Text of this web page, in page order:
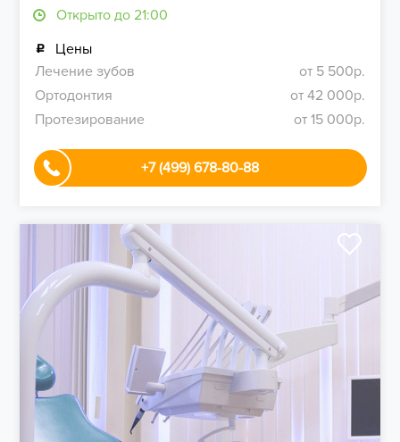
Открыто до 21:00
Цены
Лечение зубов
от 5 500р.
Ортодонтия
от 42 000р.
Протезирование
от 15 000р.
+7 (499) 678-80-88